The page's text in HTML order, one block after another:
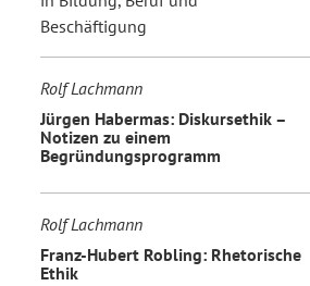
Beschäftigung
Rolf Lachmann
Jürgen Habermas: Diskursethik –
Notizen zu einem
Begründungsprogramm
Rolf Lachmann
Franz-Hubert Robling: Rhetorische
Ethik